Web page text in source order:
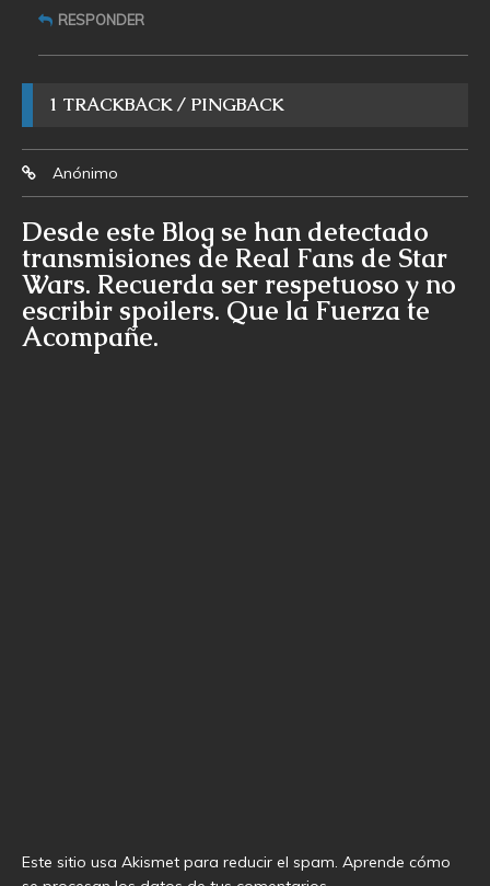
RESPONDER
1 TRACKBACK / PINGBACK
Anónimo
Desde este Blog se han detectado
transmisiones de Real Fans de Star
Wars. Recuerda ser respetuoso y no
escribir spoilers. Que la Fuerza te
Acompañe.
Este sitio usa Akismet para reducir el spam. Aprende cómo